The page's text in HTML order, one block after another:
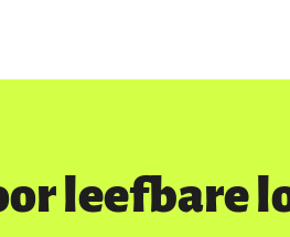
leefbare